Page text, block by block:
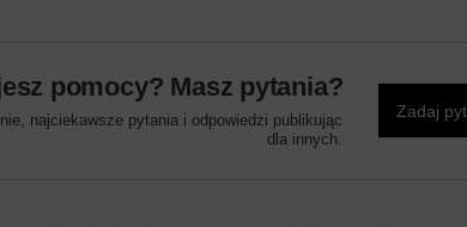
pomocy? Masz pytania?
najciekawsze pytania i odpowiedzi publikując
dla innych.
Zadaj